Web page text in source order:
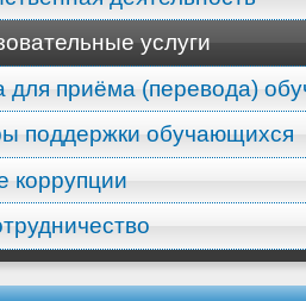
услуги
для приёма (перевода)
поддержки обучающихся
коррупции